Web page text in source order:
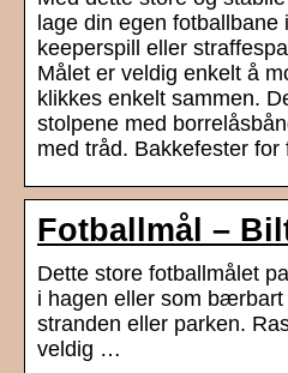
lage din egen
keeperspill eller
Målet er veldig enkelt å
klikkes enkelt sammen.
stolpene med
med tråd. Bakkefester
Fotballmål –
Dette store fotballmålet
i hagen eller som bærbart
stranden eller parken.
veldig …